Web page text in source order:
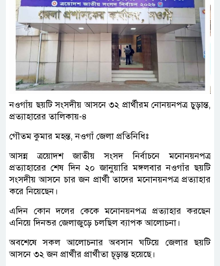
নওগাঁয় ছয়টি সংসদীয় আসনে ৩২ প্রার্থীরম নোনয়নপত্র চুড়ান্ত,
প্রত্যাহারের তালিকায়-৪
গৌতম কুমার মহন্ত, নওগাঁ জেলা প্রতিনিধিঃ
আসন্ন ত্রয়োদশ জাতীয় সংসদ নির্বাচনে মনোনয়নপত্র
প্রত্যাহারের শেষ দিন ২০ জানুয়ারি মঙ্গলবার নওগাঁর ছয়টি
সংসদীয় আসনে চার জন প্রার্থী তাদের মনোনয়নপত্র প্রত্যাহার
করে নিয়েছেন।
এদিন কোন দলের কেকে মনোনয়নপত্র প্রত্যাহার করছেন
এনিয়ে দিনভর জেলাজুড়ে চলছিল ব্যাপক আলোচনা।
অবশেষে সকল আলোচনার অবসান ঘটিয়ে জেলার ছয়টি
আসনে ৩২ জন প্রার্থীর প্রার্থীতা চূড়ান্ত হয়েছে।